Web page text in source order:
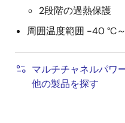
2段階の過熱保護
周囲温度範囲 -40 °C
マルチチャネルパワ
他の製品を探す